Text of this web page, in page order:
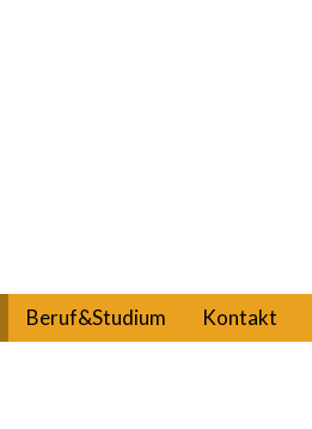
Beruf&Studium Kontakt